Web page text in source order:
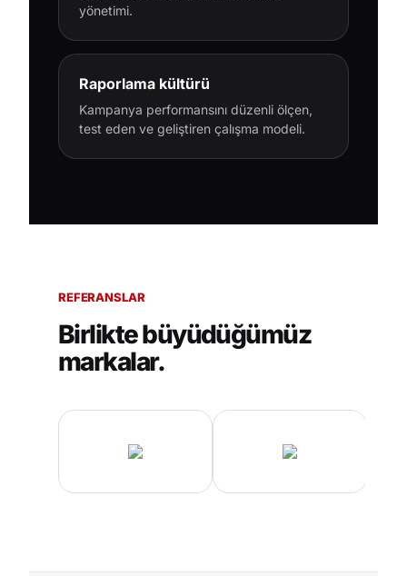
yönetimi.
Raporlama kültürü
Kampanya performansını düzenli ölçen,
test eden ve geliştiren çalışma modeli.
REFERANSLAR
Birlikte büyüdüğümüz
markalar.